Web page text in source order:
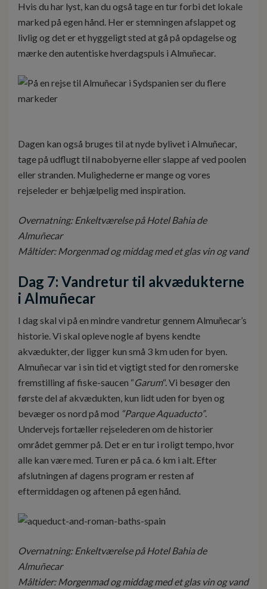
Hvis du har lyst, kan du også tage en tur forbi det lokale
marked på egen hånd. Her er stemningen afslappet og
livlig og det er et hyggeligt sted at gå på opdagelse og
mærke den autentiske hverdagspuls i Almuñecar.
Dagen kan også bruges til at nyde bylivet i Almuñecar,
tage på udflugt til nabobyerne eller slappe af ved poolen
eller stranden. Mulighederne er mange og vores
rejseleder er behjælpelig med inspiration.
Overnatning: Enkeltværelse på Hotel Bahia de
Almuñecar
Måltider: Morgenmad og middag med et glas vin og vand
Dag 7: Vandretur til akvædukterne
i Almuñecar
I dag skal vi på en mindre vandretur gennem Almuñecar’s
historie. Vi skal opleve nogle af byens kendte
akvædukter, der ligger kun små 3 km uden for byen.
Almuñecar var i sin tid et vigtigt sted for den romerske
fremstilling af fiske-saucen “Garum“. Vi besøger den
første del af akvædukten, kun lidt uden for byen og
bevæger os nord på mod “Parque Aquaducto”.
Undervejs fortæller rejselederen om de historier
området gemmer på. Det er en tur i roligt tempo, hvor
alle kan være med. Turen er på ca. 6 km i alt. Efter
afslutningen af dagens program er resten af
eftermiddagen og aftenen på egen hånd.
Overnatning: Enkeltværelse på Hotel Bahia de
Almuñecar
Måltider: Morgenmad og middag med et glas vin og vand